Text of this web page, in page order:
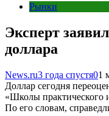
Рынки
Эксперт
доллара
News.ru3 года спустя01
Доллар сегодня
«Школы практического
По его словам,